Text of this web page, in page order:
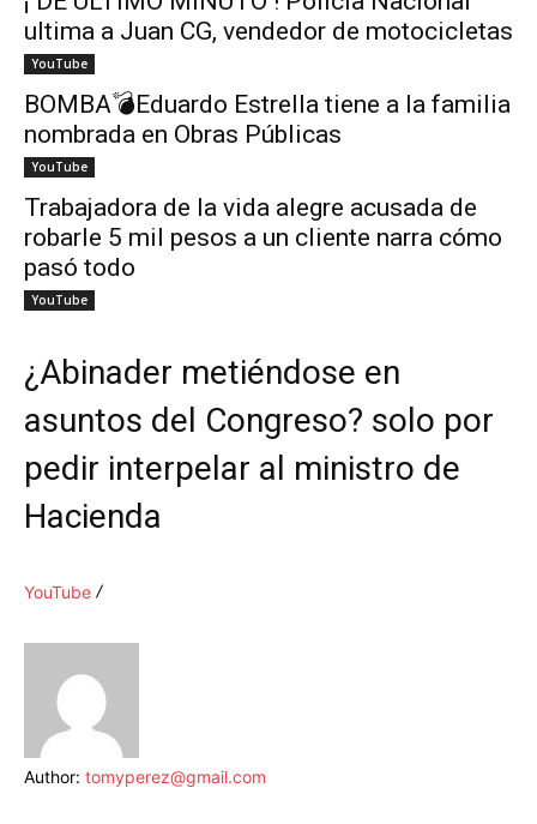
ultima a Juan CG, vendedor de motocicletas
YouTube
BOMBA💣Eduardo Estrella tiene a la familia
nombrada en Obras Públicas
YouTube
Trabajadora de la vida alegre acusada de
robarle 5 mil pesos a un cliente narra cómo
pasó todo
YouTube
¿Abinader metiéndose en
asuntos del Congreso? solo por
pedir interpelar al ministro de
Hacienda
YouTube
Author: tomyperez@gmail.com